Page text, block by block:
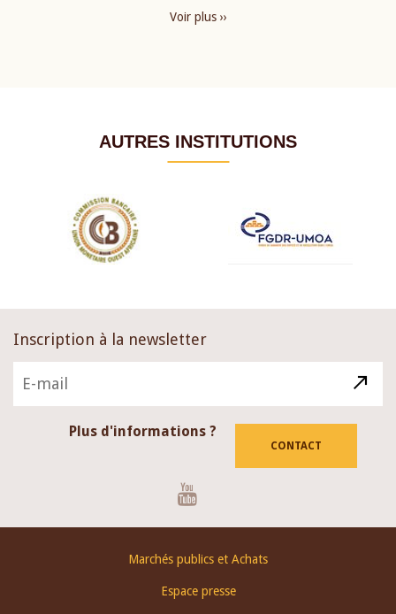
Voir plus ››
AUTRES INSTITUTIONS
Inscription à la newsletter
Plus d'informations ?
CONTACT
Marchés publics et Achats
Espace presse